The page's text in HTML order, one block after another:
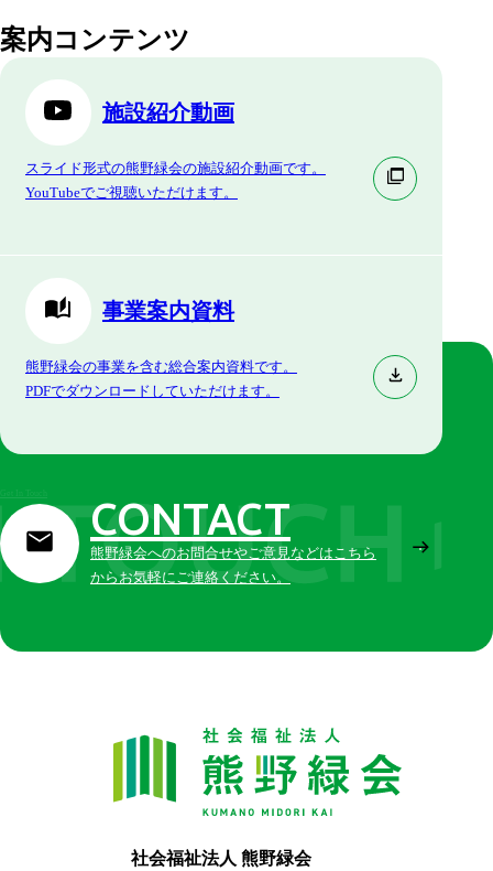
案内コンテンツ
施設紹介動画
スライド形式の熊野緑会の施設紹介動画です。
YouTubeでご視聴いただけます。
事業案内資料
熊野緑会の事業を含む総合案内資料です。
PDFでダウンロードしていただけます。
CONTACT
熊野緑会へのお問合せやご意見などはこちら
からお気軽にご連絡ください。
社会福祉法人 熊野緑会